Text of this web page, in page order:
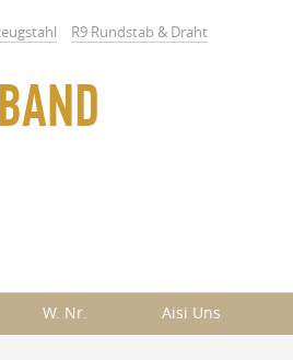
R9 Rundstab & Draht
W. Nr. Aisi Uns